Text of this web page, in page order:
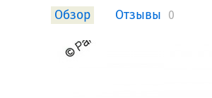
Обзор Отзывы 0